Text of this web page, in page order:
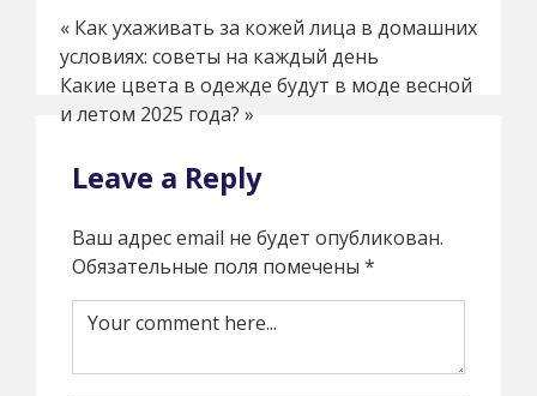
« Как ухаживать за кожей лица в домашних
условиях: советы на каждый день
Какие цвета в одежде будут в моде весной
и летом 2025 года? »
Leave a Reply
Ваш адрес email не будет опубликован.
Обязательные поля помечены *